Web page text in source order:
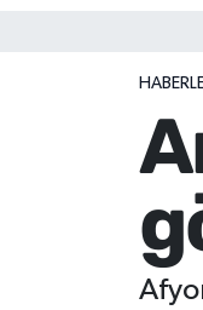
Asayiş Yaşam
Sivil Toplum